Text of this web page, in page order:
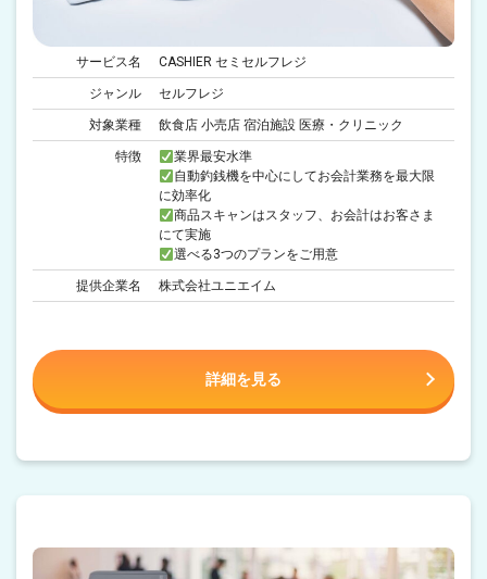
サービス名 CASHIER セミセルフレジ
ジャンル セルフレジ
対象業種 飲食店 小売店 宿泊施設 医療・クリニック
特徴
業界最安水準
自動釣銭機を中心にしてお会計業務を最大限
に効率化
商品スキャンはスタッフ、お会計はお客さま
にて実施
選べる3つのプランをご用意
提供企業名 株式会社ユニエイム
詳細を見る